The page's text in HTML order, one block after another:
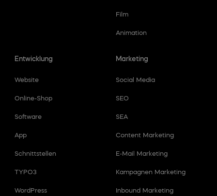
Film
Animation
Entwicklung
Website
Online-Shop
Software
App
Schnittstellen
TYPO3
WordPress
Marketing
Social Media
SEO
SEA
Content Marketing
E-Mail Marketing
Kampagnen Marketing
Inbound Marketing